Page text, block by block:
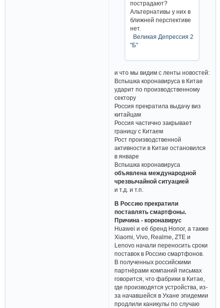
пострадают?
Альтернативы у них в
ближней перспективе
нет.
Великая Депрессия 2
"Б"
и что мы видим с ленты новостей:
Вспышка коронавируса в Китае
ударит по производственному
сектору
Россия прекратила выдачу виз
китайцам
Россия частично закрывает
границу с Китаем
Рост производственной
активности в Китае остановился
в январе
Вспышка коронавируса
объявлена международной
чрезвычайной ситуацией
и т.д. и т.п.
В Россию прекратили
поставлять смартфоны.
Причина - коронавирус
Huawei и её бренд Honor, а также
Xiaomi, Vivo, Realme, ZTE и
Lenovo начали переносить сроки
поставок в Россию смартфонов.
В полученных российскими
партнёрами компаний письмах
говорится, что фабрики в Китае,
где производятся устройства, из-
за начавшейся в Ухане эпидемии
продлили каникулы по случаю